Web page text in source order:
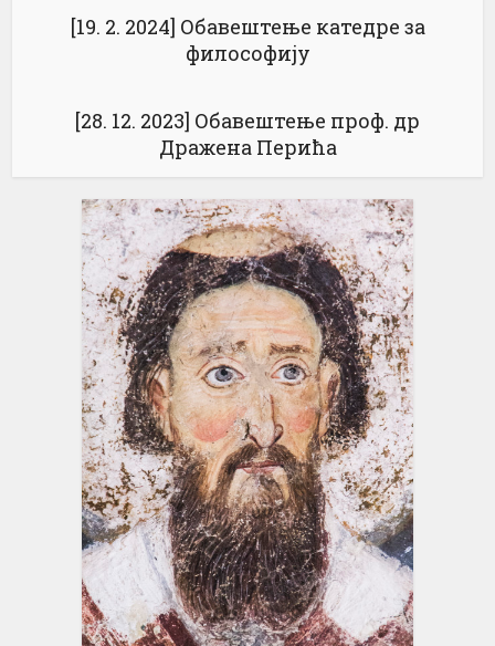
[19. 2. 2024] Обавештење катедре за
философију
[28. 12. 2023] Обавештење проф. др
Дражена Перића